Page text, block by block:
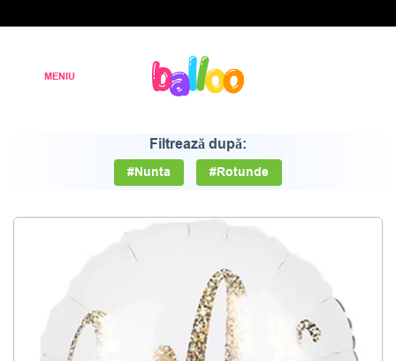
Filtrează după:
#Nunta #Rotunde